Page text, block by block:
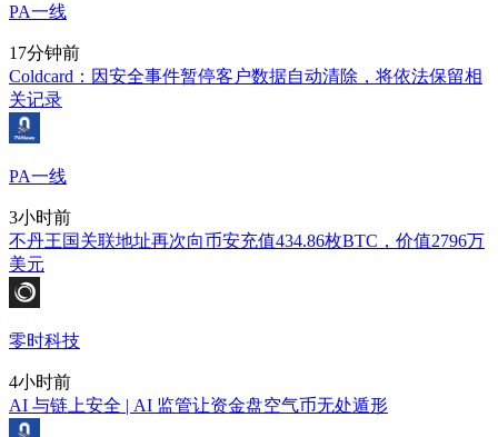
PA一线
17分钟前
Coldcard：因安全事件暂停客户数据自动清除，将依法保留相
关记录
PA一线
3小时前
不丹王国关联地址再次向币安充值434.86枚BTC，价值2796万
美元
零时科技
4小时前
AI 与链上安全 | AI 监管让资金盘空气币无处遁形